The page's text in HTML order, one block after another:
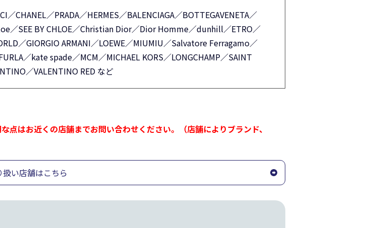
／CHANEL／PRADA／HERMES／BALENCIAGA／BOTTEGAVENETA／
／SEE BY CHLOE／Christian Dior／Dior Homme／dunhill／ETRO／
／GIORGIO ARMANI／LOEWE／MIUMIU／Salvatore Ferragamo／
／kate spade／MCM／MICHAEL KORS／LONGCHAMP／SAINT
／VALENTINO RED など
はお近くの店舗までお問い合わせください。（店舗によりブランド、
扱い店舗はこちら